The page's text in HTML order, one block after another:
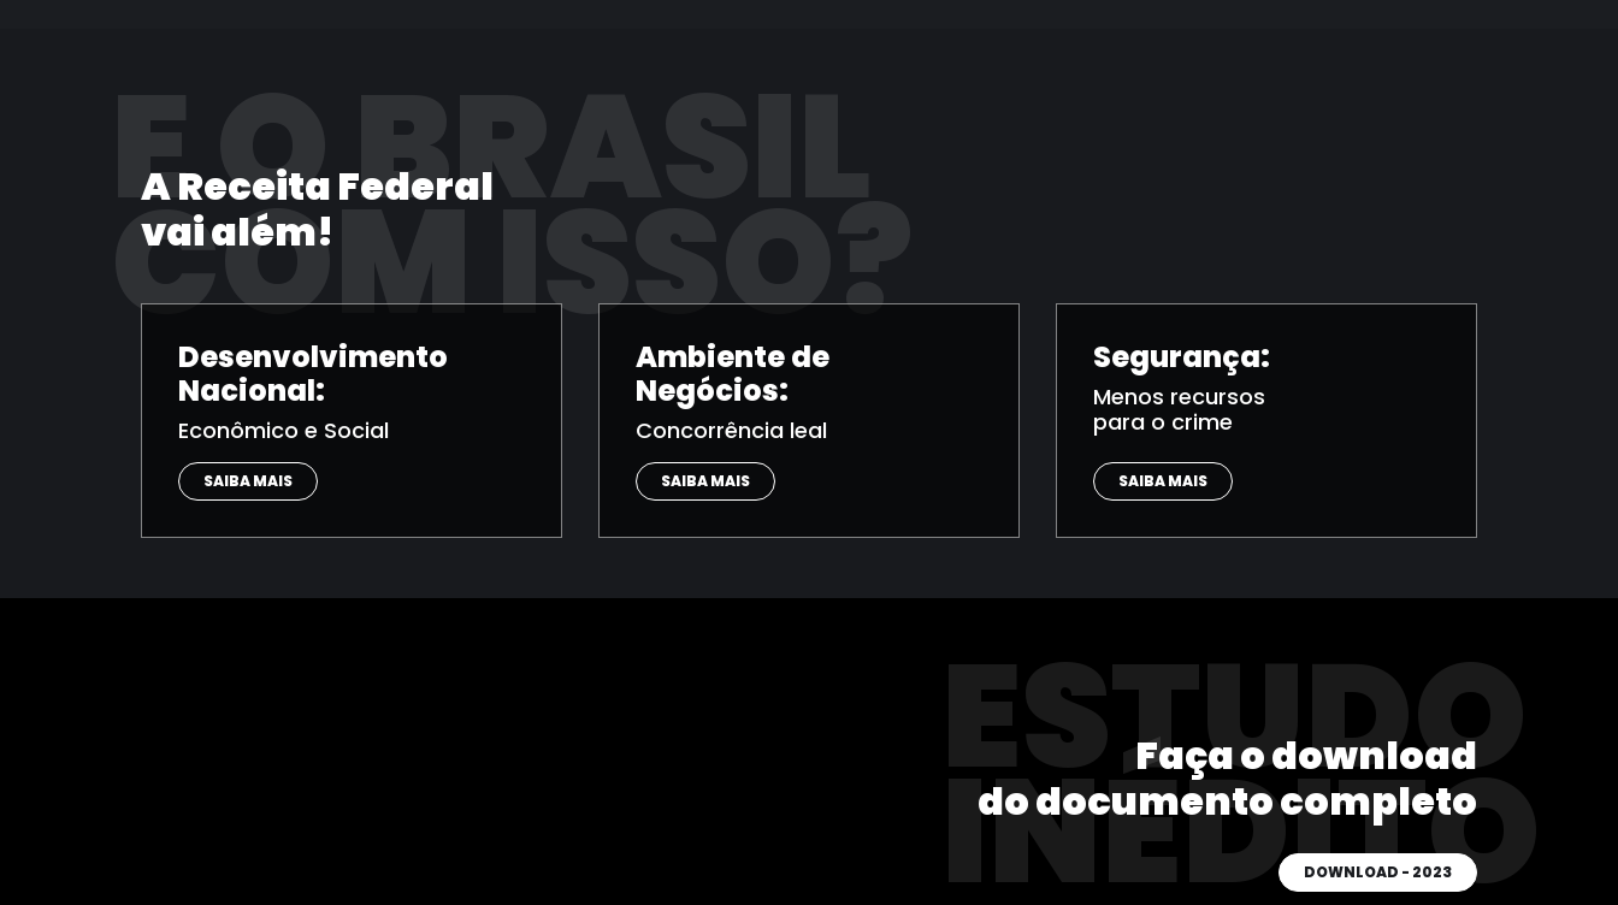
E O BRASIL
COM ISSO?
A Receita Federal
vai além!
Desenvolvimento
Nacional:
Econômico e Social
SAIBA MAIS
Ambiente de
Negócios:
Concorrência leal
SAIBA MAIS
Segurança:
Menos recursos
para o crime
SAIBA MAIS
ESTUDO
INÉDITO
Faça o download
do documento completo
DOWNLOAD - 2023